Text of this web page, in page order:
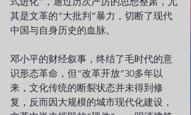
其是文革的“大批判”暴力，切断了现代
中国与自身历史的血脉。
邓小平的财经叙事，终结了毛时代的意
识形态革命，但“改革开放”30多年以
来，文化传统的断裂状态并未得到修
复，反而因大规模的城市现代化建设，